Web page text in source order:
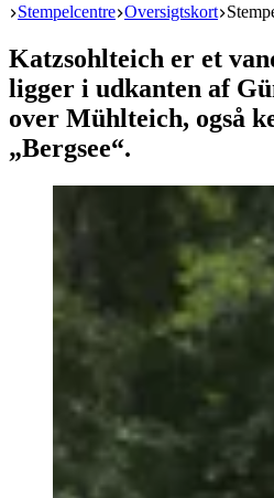
Start
Stempelcentre Oversigtskort
Katzsohlteich er et
ligger i udkanten af
over Mühlteich, også
„Bergsee“.